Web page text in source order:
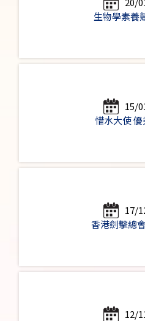
生物學素養
15/
惜水大使
17/
香港劍擊總
12/